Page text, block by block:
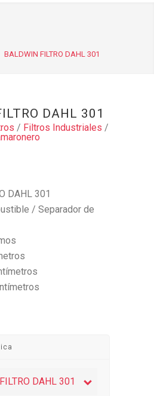
BALDWIN FILTRO DAHL 301
DAHL 301
/ Filtros Industriales /
DAHL 301
/ Separador de
DAHL 301